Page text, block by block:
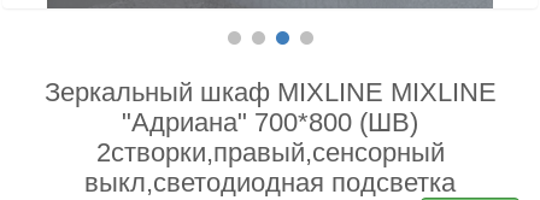
Зеркальный шкаф MIXLINE MIXLINE
"Адриана" 700*800 (ШВ)
2створки,правый,сенсорный
выкл,светодиодная подсветка